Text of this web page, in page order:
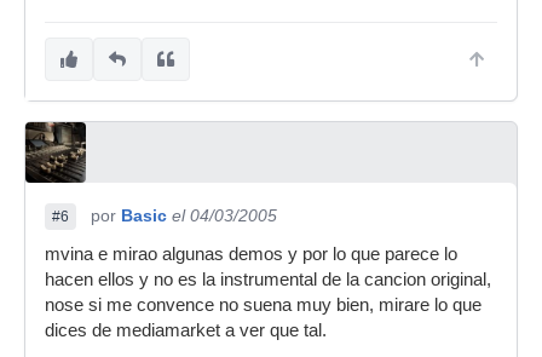
#6 por Basic el 04/03/2005
mvina e mirao algunas demos y por lo que parece lo
hacen ellos y no es la instrumental de la cancion original,
nose si me convence no suena muy bien, mirare lo que
dices de mediamarket a ver que tal.